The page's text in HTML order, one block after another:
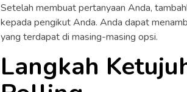
Setelah membuat pertanyaan Anda,
kepada pengikut Anda. Anda dapat
yang terdapat di masing-masing opsi.
Langkah